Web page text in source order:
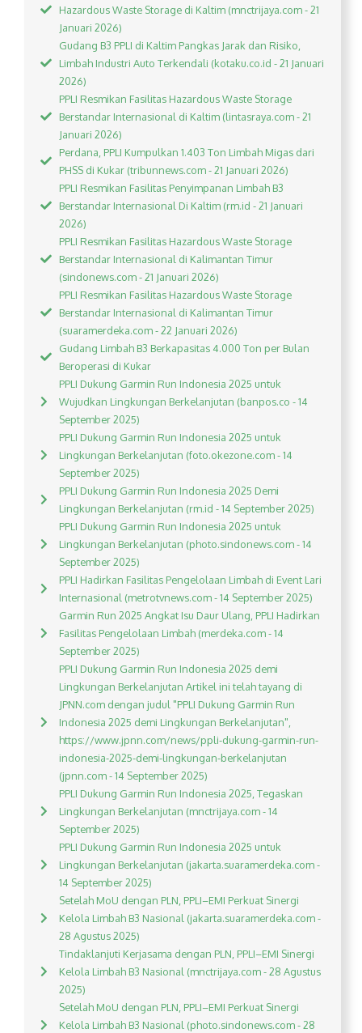
Hazardous Waste Storage di Kaltim (mnctrijaya.com - 21
Januari 2026)
Gudang B3 PPLI di Kaltim Pangkas Jarak dan Risiko,
Limbah Industri Auto Terkendali (kotaku.co.id - 21 Januari
2026)
PPLI Resmikan Fasilitas Hazardous Waste Storage
Berstandar Internasional di Kaltim (lintasraya.com - 21
Januari 2026)
Perdana, PPLI Kumpulkan 1.403 Ton Limbah Migas dari
PHSS di Kukar (tribunnews.com - 21 Januari 2026)
PPLI Resmikan Fasilitas Penyimpanan Limbah B3
Berstandar Internasional Di Kaltim (rm.id - 21 Januari
2026)
PPLI Resmikan Fasilitas Hazardous Waste Storage
Berstandar Internasional di Kalimantan Timur
(sindonews.com - 21 Januari 2026)
PPLI Resmikan Fasilitas Hazardous Waste Storage
Berstandar Internasional di Kalimantan Timur
(suaramerdeka.com - 22 Januari 2026)
Gudang Limbah B3 Berkapasitas 4.000 Ton per Bulan
Beroperasi di Kukar
PPLI Dukung Garmin Run Indonesia 2025 untuk
Wujudkan Lingkungan Berkelanjutan (banpos.co - 14
September 2025)
PPLI Dukung Garmin Run Indonesia 2025 untuk
Lingkungan Berkelanjutan (foto.okezone.com - 14
September 2025)
PPLI Dukung Garmin Run Indonesia 2025 Demi
Lingkungan Berkelanjutan (rm.id - 14 September 2025)
PPLI Dukung Garmin Run Indonesia 2025 untuk
Lingkungan Berkelanjutan (photo.sindonews.com - 14
September 2025)
PPLI Hadirkan Fasilitas Pengelolaan Limbah di Event Lari
Internasional (metrotvnews.com - 14 September 2025)
Garmin Run 2025 Angkat Isu Daur Ulang, PPLI Hadirkan
Fasilitas Pengelolaan Limbah (merdeka.com - 14
September 2025)
PPLI Dukung Garmin Run Indonesia 2025 demi
Lingkungan Berkelanjutan Artikel ini telah tayang di
JPNN.com dengan judul "PPLI Dukung Garmin Run
Indonesia 2025 demi Lingkungan Berkelanjutan",
https://www.jpnn.com/news/ppli-dukung-garmin-run-
indonesia-2025-demi-lingkungan-berkelanjutan
(jpnn.com - 14 September 2025)
PPLI Dukung Garmin Run Indonesia 2025, Tegaskan
Lingkungan Berkelanjutan (mnctrijaya.com - 14
September 2025)
PPLI Dukung Garmin Run Indonesia 2025 untuk
Lingkungan Berkelanjutan (jakarta.suaramerdeka.com -
14 September 2025)
Setelah MoU dengan PLN, PPLI–EMI Perkuat Sinergi
Kelola Limbah B3 Nasional (jakarta.suaramerdeka.com -
28 Agustus 2025)
Tindaklanjuti Kerjasama dengan PLN, PPLI–EMI Sinergi
Kelola Limbah B3 Nasional (mnctrijaya.com - 28 Agustus
2025)
Setelah MoU dengan PLN, PPLI–EMI Perkuat Sinergi
Kelola Limbah B3 Nasional (photo.sindonews.com - 28